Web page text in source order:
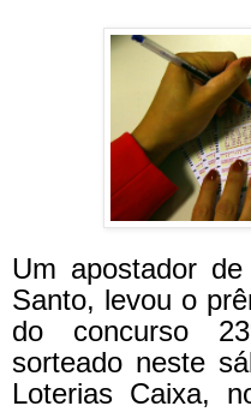
Um apostador
Santo, levou o
do concurso
sorteado neste
Loterias Caixa,